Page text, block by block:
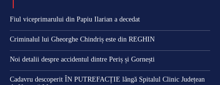
Fiul viceprimarului din Papiu Ilarian a decedat
Criminalul lui Gheorghe Chindriș este din REGHIN
Noi detalii despre accidentul dintre Periș și Gornești
Cadavru descoperit ÎN PUTREFACȚIE lângă Spitalul Clinic Județean